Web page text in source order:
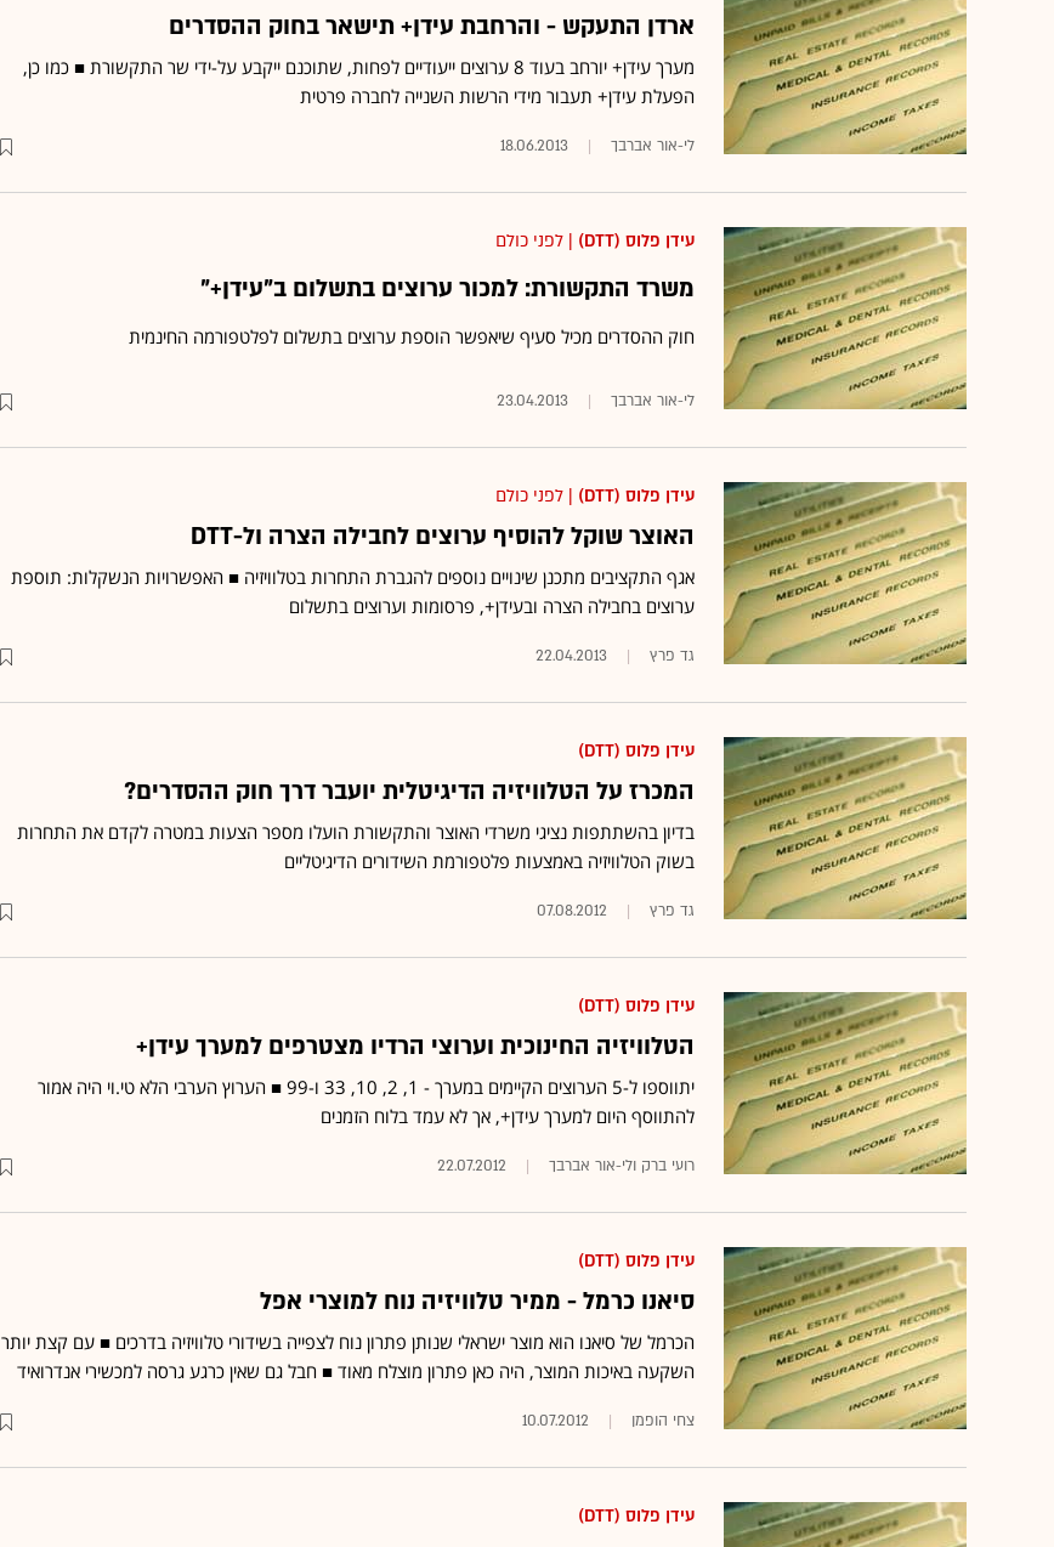
ארדן התעקש - והרחבת עידן+ תישאר בחוק ההסדרים
מערך עידן+ יורחב בעוד 8 ערוצים ייעודיים לפחות, שתוכנם ייקבע על-ידי שר התקשורת ■ כמו כן,
הפעלת עידן+ תעבור מידי הרשות השנייה לחברה פרטית
לי-אור אברבך 18.06.2013
עידן פלוס (DTT) | לפני כולם
משרד התקשורת: למכור ערוצים בתשלום ב"עידן+"
חוק ההסדרים מכיל סעיף שיאפשר הוספת ערוצים בתשלום לפלטפורמה החינמית
לי-אור אברבך‏ 23.04.2013
עידן פלוס (DTT) | לפני כולם
האוצר שוקל להוסיף ערוצים לחבילה הצרה ול-DTT
אגף התקציבים מתכנן שינויים נוספים להגברת התחרות בטלוויזיה ■ האפשרויות הנשקלות: תוספת
ערוצים בחבילה הצרה ובעידן+, פרסומות וערוצים בתשלום
גד פרץ 22.04.2013
עידן פלוס (DTT)
המכרז על הטלוויזיה הדיגיטלית יועבר דרך חוק ההסדרים?
בדיון בהשתתפות נציגי משרדי האוצר והתקשורת הועלו מספר הצעות במטרה לקדם את התחרות
בשוק הטלוויזיה באמצעות פלטפורמת השידורים הדיגיטליים
גד פרץ 07.08.2012
עידן פלוס (DTT)
הטלוויזיה החינוכית וערוצי הרדיו מצטרפים למערך עידן+
יתווספו ל-5 הערוצים הקיימים במערך - 1, 2, 10, 33 ו-99 ■ הערוץ הערבי הלא טי.וי היה אמור
להתווסף היום למערך עידן+, אך לא עמד בלוח הזמנים
רועי ברק ולי-אור אברבך 22.07.2012
עידן פלוס (DTT)
סיאנו כרמל - ממיר טלוויזיה נוח למוצרי אפל
הכרמל של סיאנו הוא מוצר ישראלי שנותן פתרון נוח לצפייה בשידורי טלוויזיה בדרכים ■ עם קצת יותר
השקעה באיכות המוצר, היה כאן פתרון מוצלח מאוד ■ חבל גם שאין כרגע גרסה למכשירי אנדרואיד
צחי הופמן 10.07.2012
עידן פלוס (DTT)